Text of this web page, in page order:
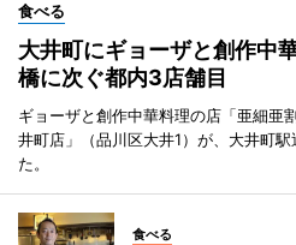
食べる
大井町にギョーザと創作
橋に次ぐ都内3店舗目
ギョーザと創作中華料理の店「亜細亜
井町店」（品川区大井1）が、大井町
た。
食べる